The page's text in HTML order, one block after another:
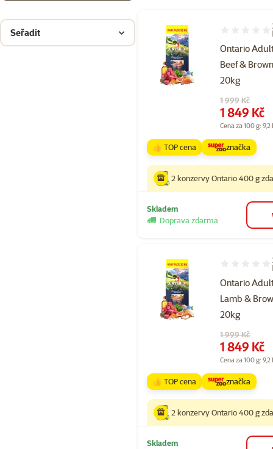
Seřadit
Ontario
Beef &
20kg
Hodnocení
Původní cena
1 999 Kč
Cena
1 849 Kč
Cena za 100 g: 9,2
👍 TOP cena značka
2 konzervy Ontario 400 g
Skladem
Doprava zdarma
Ontario
Lamb &
20kg
Hodnocení
Původní cena
1 999 Kč
Cena
1 849 Kč
Cena za 100 g: 9,2
👍 TOP cena značka
2 konzervy Ontario 400 g
Skladem